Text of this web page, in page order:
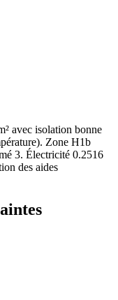
avec isolation bonne
). Zone H1b
3. Électricité 0.2516
des aides